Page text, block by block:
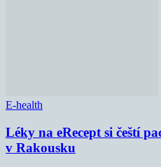
E-health
Léky na eRecept si čeští
v Rakousku